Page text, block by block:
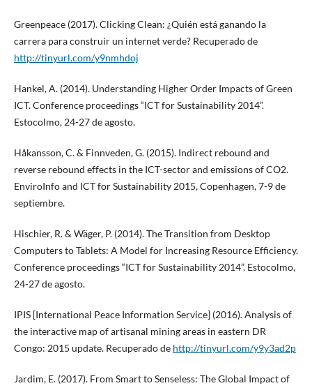
Greenpeace (2017). Clicking Clean: ¿Quién está ganando la
carrera para construir un internet verde? Recuperado de
http://tinyurl.com/y9nmhdoj
Hankel, A. (2014). Understanding Higher Order Impacts of Green
ICT. Conference proceedings “ICT for Sustainability 2014”.
Estocolmo, 24-27 de agosto.
Håkansson, C. & Finnveden, G. (2015). Indirect rebound and
reverse rebound effects in the ICT-sector and emissions of CO2.
EnviroInfo and ICT for Sustainability 2015, Copenhagen, 7-9 de
septiembre.
Hischier, R. & Wäger, P. (2014). The Transition from Desktop
Computers to Tablets: A Model for Increasing Resource Efficiency.
Conference proceedings “ICT for Sustainability 2014”. Estocolmo,
24-27 de agosto.
IPIS [International Peace Information Service] (2016). Analysis of
the interactive map of artisanal mining areas in eastern DR
Congo: 2015 update. Recuperado de http://tinyurl.com/y9y3ad2p
Jardim, E. (2017). From Smart to Senseless: The Global Impact of